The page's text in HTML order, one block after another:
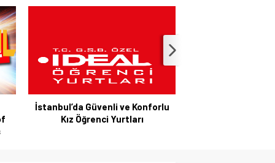
BİST
13.779,39
DOLAR
47,7111
EURO
55,1881
İstanbul’da Güvenli ve Konforlu
Kız Öğrenci Yurtları